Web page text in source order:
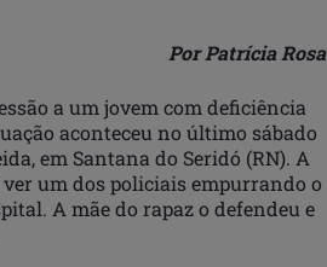
Por Patrícia Rosa
a um jovem com deficiência
aconteceu no último sábado
em Santana do Seridó (RN). A
um dos policiais empurrando o
A mãe do rapaz o defendeu e